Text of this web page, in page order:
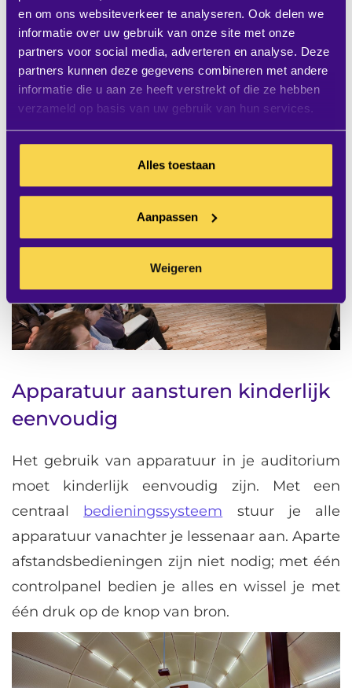
en om ons websiteverkeer te analyseren. Ook delen we
informatie over uw gebruik van onze site met onze
partners voor social media, adverteren en analyse. Deze
partners kunnen deze gegevens combineren met andere
informatie die u aan ze heeft verstrekt of die ze hebben
verzameld op basis van uw gebruik van hun services.
Alles toestaan
Aanpassen
Weigeren
Apparatuur aansturen kinderlijk
eenvoudig
Het gebruik van apparatuur in je auditorium
moet kinderlijk eenvoudig zijn. Met een
centraal bedieningssysteem stuur je alle
apparatuur vanachter je lessenaar aan. Aparte
afstandsbedieningen zijn niet nodig; met één
controlpanel bedien je alles en wissel je met
één druk op de knop van bron.